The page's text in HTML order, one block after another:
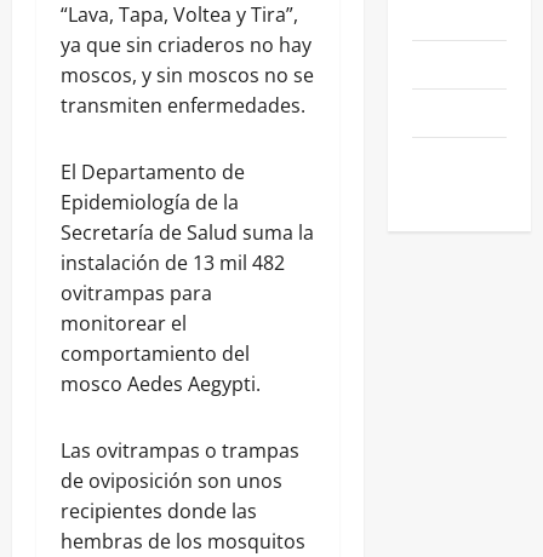
“Lava, Tapa, Voltea y Tira”,
ya que sin criaderos no hay
moscos, y sin moscos no se
transmiten enfermedades.
El Departamento de
Epidemiología de la
Secretaría de Salud suma la
instalación de 13 mil 482
ovitrampas para
monitorear el
comportamiento del
mosco Aedes Aegypti.
Las ovitrampas o trampas
de oviposición son unos
recipientes donde las
hembras de los mosquitos